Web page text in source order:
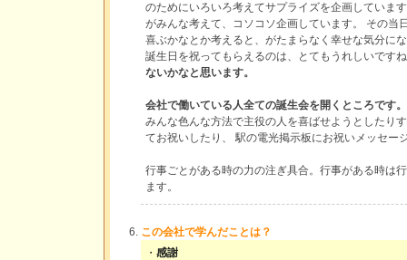
のためにいろいろ考えてサプライズを企画していま
がみんな考えて、コソコソ企画しています。 その当
喜ぶかなとか考えると、がたまらなく幸せな気分に
誕生日を祝ってもらえるのは、とてもうれしいです
ないかなと思います。
会社で働いている人全ての誕生会を開くところです。
みんな色んな方法で主役の人を喜ばせようとしたり
てお祝いしたり、 駅の電光掲示板にお祝いメッセー
行事ごとがある時の力の注ぎ具合。行事がある時は
ます。
この会社で学んだことは？
・ 感謝